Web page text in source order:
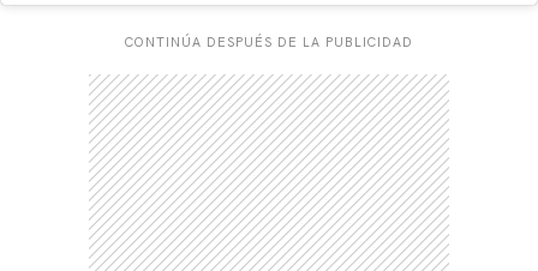
CONTINÚA DESPUÉS DE LA PUBLICIDAD